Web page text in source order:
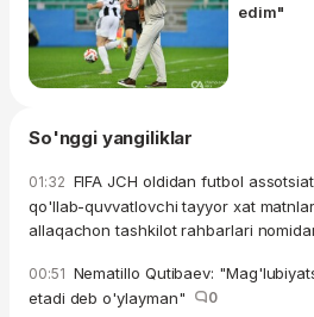
edim"
So'nggi yangiliklar
01:32 FIFA JCH oldidan futbol
qo'llab-quvvatlovchi tayyor xat
allaqachon tashkilot rahbarlari
00:51 Nematillo Qutibaev:
etadi deb o'ylayman"
0